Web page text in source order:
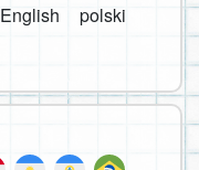
English
polski